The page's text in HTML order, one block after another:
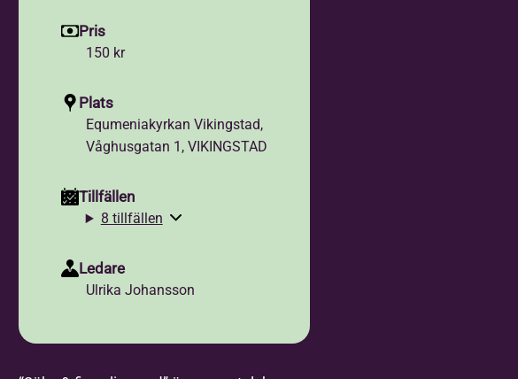
Pris
150 kr
Plats
Equmeniakyrkan Vikingstad,
Våghusgatan 1, VIKINGSTAD
Tillfällen
8 tillfällen
Ledare
Ulrika Johansson